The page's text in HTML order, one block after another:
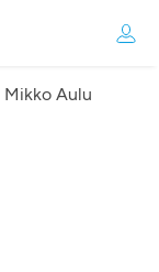
Mikko Aulu